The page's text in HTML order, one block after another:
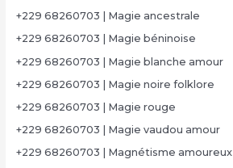
+229 68260703 | Magie ancestrale
+229 68260703 | Magie béninoise
+229 68260703 | Magie blanche amour
+229 68260703 | Magie noire folklore
+229 68260703 | Magie rouge
+229 68260703 | Magie vaudou amour
+229 68260703 | Magnétisme amoureux